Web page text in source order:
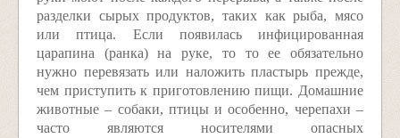
разделки сырых продуктов, таких как рыба, мясо
или птица. Если появилась инфицированная
царапина (ранка) на руке, то то ее обязательно
нужно перевязать или наложить пластырь прежде,
чем приступить к приготовлению пищи. Домашние
животные – собаки, птицы и особенно, черепахи –
часто являются носителями опасных